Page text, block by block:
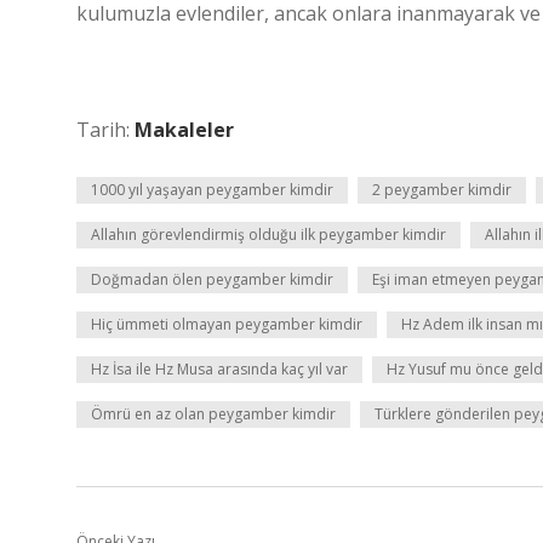
kulumuzla evlendiler, ancak onlara inanmayarak
Tarih: Makaleler
1000 yıl yaşayan peygamber kimdir 2 peygamber kimdir
Allahın görevlendirmiş olduğu ilk peygamber kimdir Allahın
Doğmadan ölen peygamber kimdir Eşi iman etmeyen
Hiç ümmeti olmayan peygamber kimdir Hz Adem ilk insan
Hz İsa ile Hz Musa arasında kaç yıl var Hz Yusuf mu önce
Ömrü en az olan peygamber kimdir Türklere gönderilen